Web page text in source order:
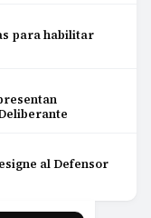
para habilitar
al Defensor